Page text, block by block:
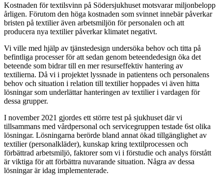
Kostnaden för textilsvinn på Södersjukhuset motsvarar miljonbelopp
årligen. Förutom den höga kostnaden som svinnet innebär påverkar
bristen på textilier även arbetsmiljön för personalen och att
producera nya textilier påverkar klimatet negativt.
Vi ville med hjälp av tjänstedesign undersöka behov och titta på
befintliga processer för att sedan genom beteendedesign öka det
beteende som bidrar till en mer resurseffektiv hantering av
textilierna. Då vi i projektet lyssnade in patientens och personalens
behov och situation i relation till textilier hoppades vi även hitta
lösningar som underlättar hanteringen av textilier i vardagen för
dessa grupper.
I november 2021 gjordes ett större test på sjukhuset där vi
tillsammans med vårdpersonal och servicegruppen testade 6st olika
lösningar. Lösningarna berörde bland annat ökad tillgänglighet av
textilier (personalkläder), kunskap kring textilprocessen och
förbättrad arbetsmiljö, faktorer som vi i förstudie och analys förstått
är viktiga för att förbättra nuvarande situation. Några av dessa
lösningar är idag implementerade.